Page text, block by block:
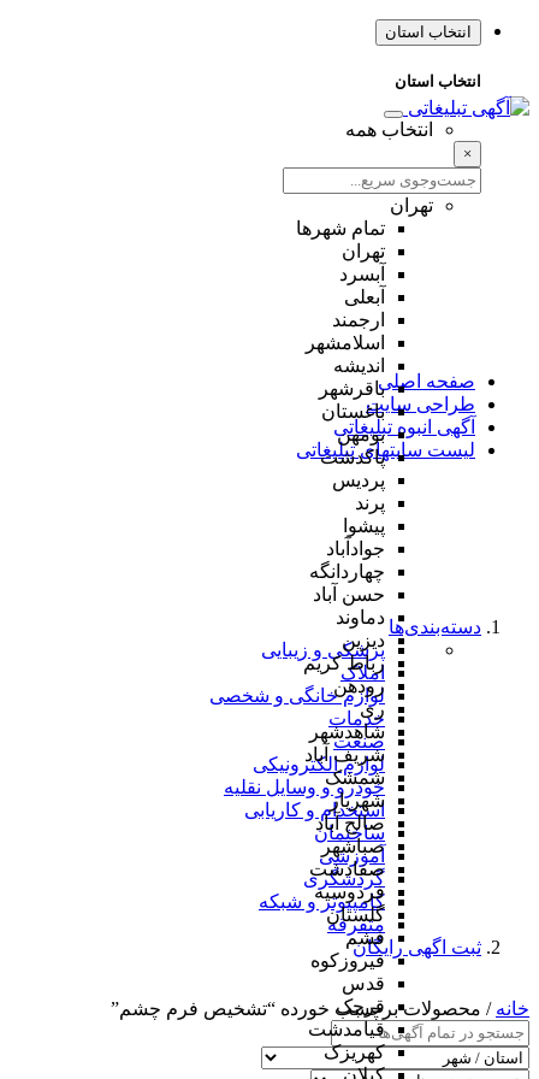
انتخاب استان
انتخاب استان
انتخاب همه
×
تهران
تمام شهر‌ها
تهران
آبسرد
آبعلی
ارجمند
اسلامشهر
اندیشه
باقرشهر
باغستان
بومهن
پاکدشت
پردیس
پرند
پیشوا
جوادآباد
چهاردانگه
حسن آباد
دماوند
دیزین
رباط کریم
رودهن
ری
شاهدشهر
شریف آباد
شمشک
شهریار
صالح آباد
صباشهر
صفادشت
فردوسیه
گلستان
فشم
فیروزکوه
قدس
قرچک
قیامدشت
کهریزک
صفحه اصلی
طراحی سایت
آگهی انبوه تبلیغاتی
لیست سایتهای تبلیغاتی
دسته‌بندی‌ها
پزشکی و زیبایی
املاک
لوازم خانگی و شخصی
خدمات
صنعت
لوازم الکترونیکی
خودرو و وسایل نقلیه
استخدام و کاریابی
ساختمان
آموزشی
گردشگری
کامپیوتر و شبکه
متفرقه
ثبت اگهی رایگان
خانه / محصولات برچسب خورده “تشخیص فرم چشم”